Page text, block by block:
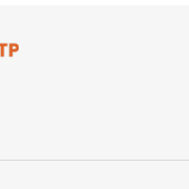
службой или вы сможете
(самовывоз)
закрывающих